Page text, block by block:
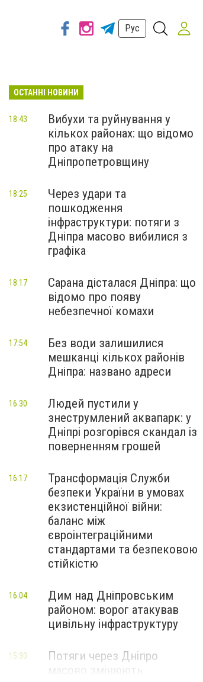
Рус
ОСТАННІ НОВИНИ
Вибухи та руйнування у
кількох районах: що відомо
про атаку на
Дніпропетровщину
18:43
Через удари та
пошкодження
інфраструктури: потяги з
Дніпра масово вибилися з
графіка
18:25
Сарана дісталася Дніпра: що
відомо про появу
небезпечної комахи
18:17
Без води залишилися
мешканці кількох районів
Дніпра: названо адреси
17:54
Людей пустили у
знеструмлений аквапарк: у
Дніпрі розгорівся скандал із
поверненням грошей
16:30
Трансформація Служби
безпеки України в умовах
екзистенційної війни:
баланс між
євроінтеграційними
стандартами та безпековою
стійкістю
16:17
Дим над Дніпровським
районом: ворог атакував
цивільну інфраструктуру
16:04
Потяги через Дніпро
15:30